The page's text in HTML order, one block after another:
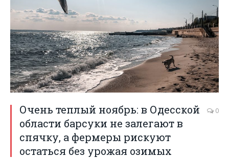
Очень теплый ноябрь: в Одесской
области барсуки не залегают в
спячку, а фермеры рискуют
остаться без урожая озимых
0